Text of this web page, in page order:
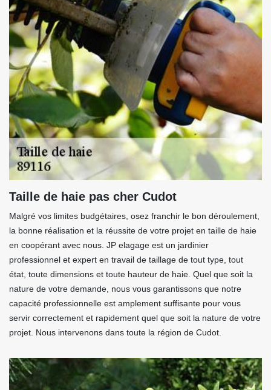
Taille de haie pas cher Cudot
Malgré vos limites budgétaires, osez franchir le bon déroulement,
la bonne réalisation et la réussite de votre projet en taille de haie
en coopérant avec nous. JP elagage est un jardinier
professionnel et expert en travail de taillage de tout type, tout
état, toute dimensions et toute hauteur de haie. Quel que soit la
nature de votre demande, nous vous garantissons que notre
capacité professionnelle est amplement suffisante pour vous
servir correctement et rapidement quel que soit la nature de votre
projet. Nous intervenons dans toute la région de Cudot.